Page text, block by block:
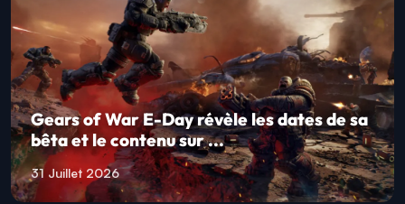
Gears of War E-Day révèle les dates de sa
bêta et le contenu sur ...
31 Juillet 2026